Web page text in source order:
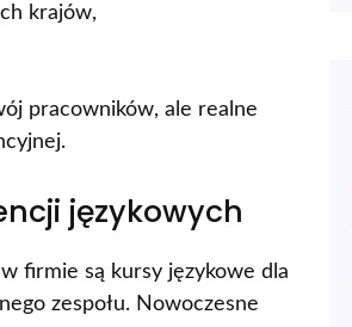
krajów,
pracowników, ale realne
językowych
firmie są kursy językowe dla
zespołu. Nowoczesne